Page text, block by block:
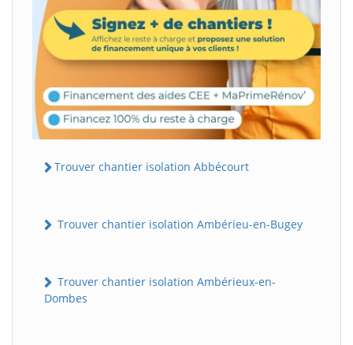
Trouver chantier isolation Abbécourt
Trouver chantier isolation Ambérieu-en-Bugey
Trouver chantier isolation Ambérieux-en-
Dombes